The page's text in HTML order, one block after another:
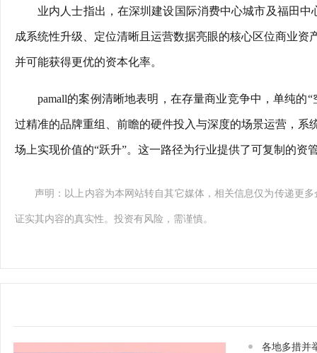
业内人士指出，在深圳建设国际消费中心城市及福田
成系统性升级、定位清晰且运营数据亮眼的核心区位商业
并可能获得更优的资本化率。
pamall的案例清晰地表明，在存量商业竞争中，单纯的
过精准的品牌重组、前瞻的硬件投入与深度的场景运营，
场上实现价值的“跃升”。这一路径为行业提供了可复制的资
声明：以上内容为本网站转自其它媒体，相关信息仅为传递更
证实其内容的真实性。投资有风险，需谨慎。
各地多措并